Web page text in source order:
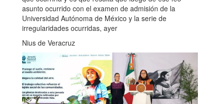
asunto ocurrido con el examen de admisión de la
Universidad Autónoma de México y la serie de
irregularidades ocurridas, ayer
Nius de Veracruz